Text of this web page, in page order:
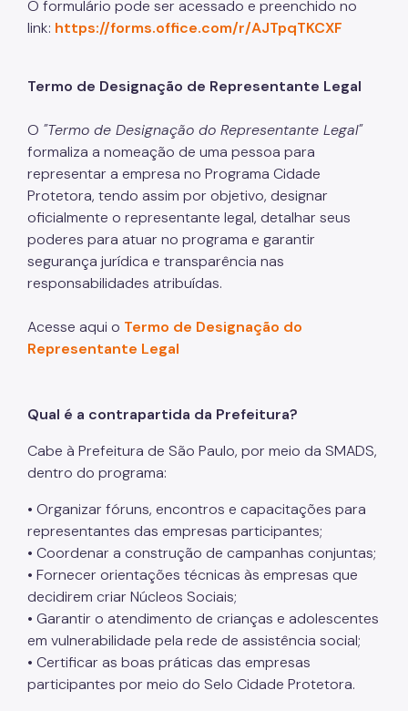
O formulário pode ser acessado e preenchido no
link: https://forms.office.com/r/AJTpqTKCXF
Termo de Designação de Representante Legal
O "Termo de Designação do Representante Legal"
formaliza a nomeação de uma pessoa para
representar a empresa no Programa Cidade
Protetora, tendo assim por objetivo, designar
oficialmente o representante legal, detalhar seus
poderes para atuar no programa e garantir
segurança jurídica e transparência nas
responsabilidades atribuídas.
Acesse aqui o Termo de Designação do
Representante Legal
Qual é a contrapartida da Prefeitura?
Cabe à Prefeitura de São Paulo, por meio da SMADS,
dentro do programa:
• Organizar fóruns, encontros e capacitações para
representantes das empresas participantes;
• Coordenar a construção de campanhas conjuntas;
• Fornecer orientações técnicas às empresas que
decidirem criar Núcleos Sociais;
• Garantir o atendimento de crianças e adolescentes
em vulnerabilidade pela rede de assistência social;
• Certificar as boas práticas das empresas
participantes por meio do Selo Cidade Protetora.